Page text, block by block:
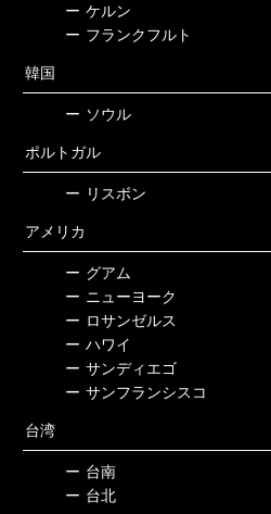
ー ケルン
ー フランクフルト
韓国
ー ソウル
ポルトガル
ー リスボン
アメリカ
ー グアム
ー ニューヨーク
ー ロサンゼルス
ー ハワイ
ー サンディエゴ
ー サンフランシスコ
台湾
ー 台南
ー 台北